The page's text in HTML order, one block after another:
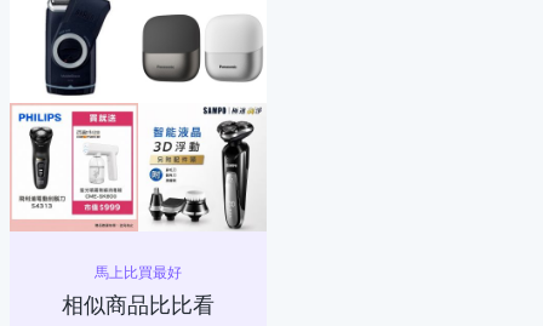
馬上比買最好
相似商品比比看